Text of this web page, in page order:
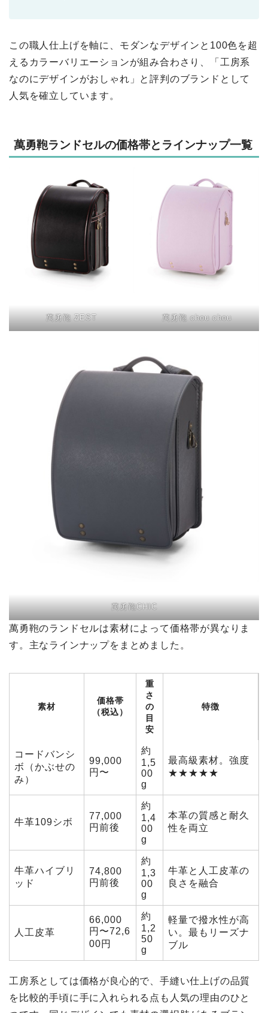
この職人仕上げを軸に、モダンなデザインと100色を超
えるカラーバリエーションが組み合わさり、「工房系
なのにデザインがおしゃれ」と評判のブランドとして
人気を確立しています。
萬勇鞄ランドセルの価格帯とラインナップ一覧
萬勇鞄 ZEST 萬勇鞄 chou chou
萬勇鞄CHIC
萬勇鞄のランドセルは素材によって価格帯が異なりま
す。主なラインナップをまとめました。
素材
価格帯
（税込）
重
さ
の
目
安
特徴
コードバンシ
ボ（かぶせの
み）
99,000
円〜
約
1,5
00
g
最高級素材。強度
★★★★★
牛革109シボ
77,000
円前後
約
1,4
00
g
本革の質感と耐久
性を両立
牛革ハイブリ
ッド
74,800
円前後
約
1,3
00
g
牛革と人工皮革の
良さを融合
人工皮革
66,000
円〜72,6
00円
約
1,2
50
g
軽量で撥水性が高
い。最もリーズナ
ブル
工房系としては価格が良心的で、手縫い仕上げの品質
を比較的手頃に手に入れられる点も人気の理由のひと